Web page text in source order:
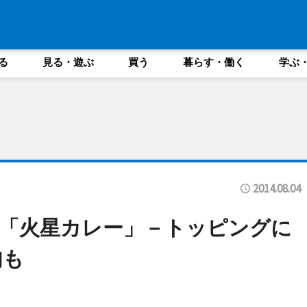
見る・遊ぶ 買う 暮らす・働く 学ぶ
2014.08.04
火星カレー」－トッピングに